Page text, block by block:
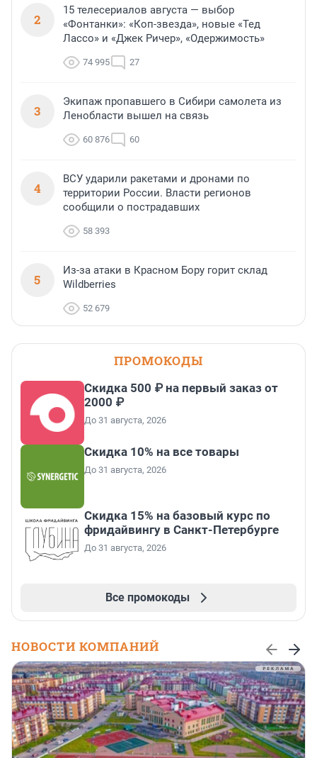
2
15 телесериалов августа — выбор
«Фонтанки»: «Коп-звезда», новые «Тед
Лассо» и «Джек Ричер», «Одержимость»
74 995 27
3
Экипаж пропавшего в Сибири самолета из
Ленобласти вышел на связь
60 876 60
4
ВСУ ударили ракетами и дронами по
территории России. Власти регионов
сообщили о пострадавших
58 393
5
Из-за атаки в Красном Бору горит склад
Wildberries
52 679
ПРОМОКОДЫ
Скидка 500 ₽ на первый заказ от
2000 ₽
До 31 августа, 2026
Скидка 10% на все товары
До 31 августа, 2026
Скидка 15% на базовый курс по
фридайвингу в Санкт-Петербурге
До 31 августа, 2026
Все промокоды
НОВОСТИ КОМПАНИЙ